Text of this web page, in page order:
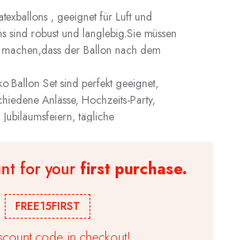
, geeignet für Luft und
sind robust und langlebig.Sie müssen
der Ballon nach dem
Ballon Set sind perfekt geeignet,
Anlässe, Hochzeits-Party,
tägliche
for yourfirst purchase.
FREE15FIRST